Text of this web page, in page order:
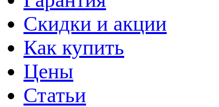
Скидки и акции
Как купить
Цены
Статьи